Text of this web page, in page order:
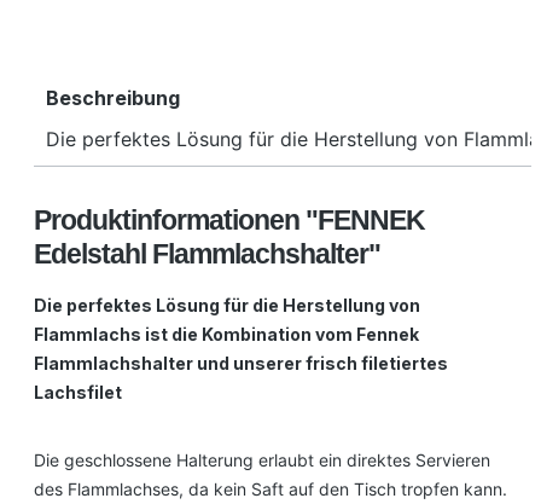
Beschreibung
Die perfektes Lösung für die Herstellung von
Produktinformationen "FENNEK
Edelstahl Flammlachshalter"
Die perfektes Lösung für die Herstellung von
Flammlachs ist die Kombination vom Fennek
Flammlachshalter und unserer frisch filetiertes
Lachsfilet
Die geschlossene Halterung erlaubt ein direktes Servieren
des Flammlachses, da kein Saft auf den Tisch tropfen kann.